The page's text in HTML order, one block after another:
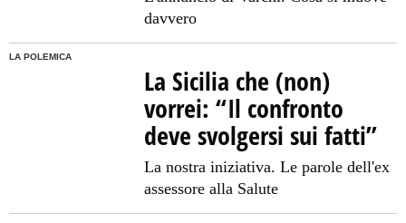
davvero
LA POLEMICA
La Sicilia che (non)
vorrei: “Il confronto
deve svolgersi sui fatti”
La nostra iniziativa. Le parole dell'ex
assessore alla Salute